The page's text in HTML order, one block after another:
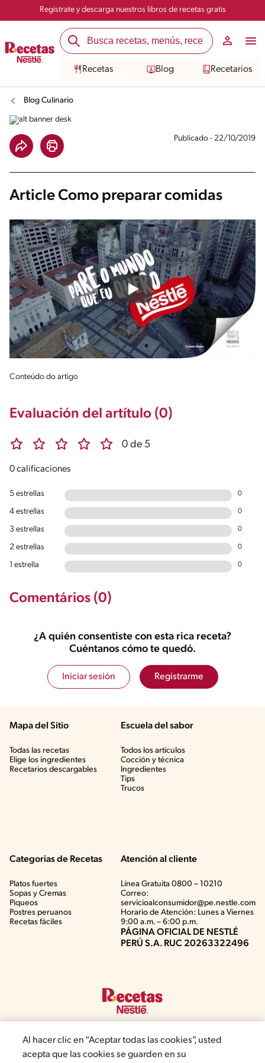
Registrate y descarga nuestros libros de recetas gratis
Recetas Blog Recetarios
Blog Culinario
Publicado - 22/10/2019
Article Como preparar comidas
Play
Conteúdo do artigo
Evaluación del artítulo (0)
0 de 5
0 calificaciones
5 estrellas 0
4 estrellas 0
3 estrellas 0
2 estrellas 0
1 estrella 0
Comentários (0)
¿A quién consentiste con esta rica receta?
Cuéntanos cómo te quedó.
Iniciar sesión Registrarme
Mapa del Sitio
Todas las recetas
Elige los ingredientes
Recetarios descargables
Escuela del sabor
Todos los artículos
Cocción y técnica
Ingredientes
Tips
Trucos
Categorias de Recetas
Platos fuertes
Sopas y Cremas
Piqueos
Postres peruanos
Recetas fáciles
Atención al cliente
Línea Gratuita 0800 – 10210
Correo:
servicioalconsumidor@pe.nestle.com
Horario de Atención: Lunes a Viernes
9:00 a.m. – 6:00 p.m.
PÁGINA OFICIAL DE NESTLÉ
PERÚ S.A. RUC 20263322496
Al hacer clic en “Aceptar todas las cookies”, usted
acepta que las cookies se guarden en su